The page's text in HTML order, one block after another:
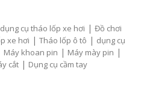
dụng cụ tháo lốp xe hơi | Đồ chơi
xe hơi | Tháo lốp ô tô | dụng cụ
Máy khoan pin | Máy mày pin |
cắt | Dụng cụ cầm tay